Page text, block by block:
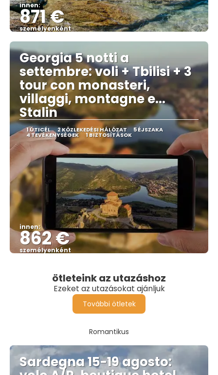
innen:
871 €
személyenként
Megnézem
Georgia 5 notti a
settembre: voli + Tbilisi + 3
tour con monasteri,
villaggi, montagne e...
Stalin
1 ÚTICÉL 2 KÖZLEKEDÉSI HÁLÓZAT 5 ÉJSZAKA
4 TEVÉKENYSÉGEK 1 BIZTOSÍTÁSOK
innen:
862 €
személyenként
ötleteink az utazáshoz
Ezeket az utazásokat ajánljuk
További ötletek
Romantikus
Sardegna 15-19 agosto: